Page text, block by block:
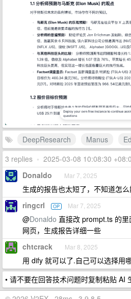
DeepResearch Manus
3 replies • 2025-03-08 10:08:30
Donaldo Mar 7, 2025
生成的报告也太短了，不知道怎么
ringcrl OP Mar 7, 2025
@Donaldo 直接改 prompt.ts 的
网页，生成报告详细一些
chtcrack Mar 8, 2025
用 dify 就可以了.自己可以选择用
• 请不要在回答技术问题时复制粘贴 AI